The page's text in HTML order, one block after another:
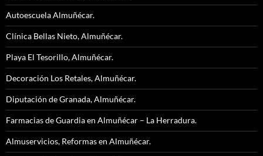
Autoescuela Almuñécar.
Clínica Bellas Nieto, Almuñécar.
Playa El Tesorillo, Almuñécar.
Decoración Los Retales, Almuñécar.
Diputación de Granada, Almuñécar.
Farmacias de Guardia en Almuñécar – La Herradura.
Almuservicios, Reformas en Almuñécar.